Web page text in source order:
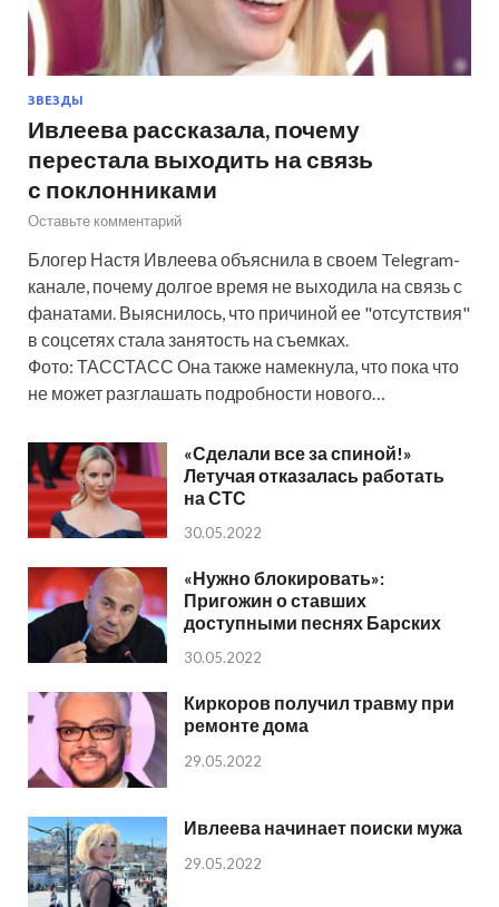
ЗВЕЗДЫ
Ивлеева рассказала, почему
перестала выходить на связь
с поклонниками
Оставьте комментарий
Блогер Настя Ивлеева объяснила в своем Telegram-
канале, почему долгое время не выходила на связь с
фанатами. Выяснилось, что причиной ее "отсутствия"
в соцсетях стала занятость на съемках.
Фото: ТАССТАСС Она также намекнула, что пока что
не может разглашать подробности нового…
«Сделали все за спиной!»
Летучая отказалась работать
на СТС
30.05.2022
«Нужно блокировать»:
Пригожин о ставших
доступными песнях Барских
30.05.2022
Киркоров получил травму при
ремонте дома
29.05.2022
Ивлеева начинает поиски мужа
29.05.2022